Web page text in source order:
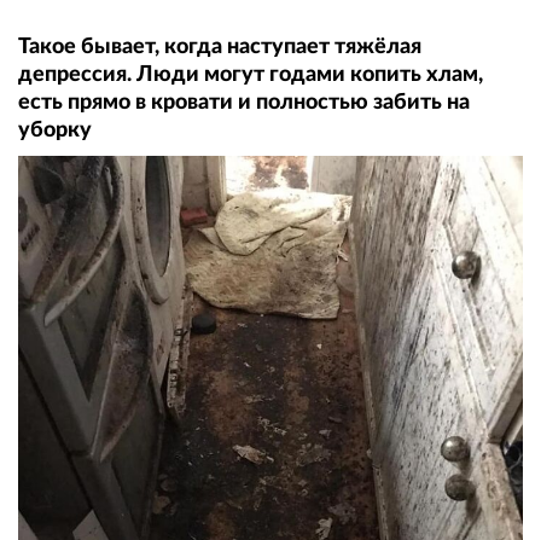
Такое бывает, когда наступает тяжёлая
депрессия. Люди могут годами копить хлам,
есть прямо в кровати и полностью забить на
уборку